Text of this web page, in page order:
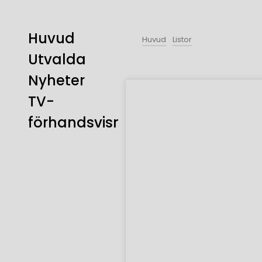
Huvud
Utvalda
Nyheter
TV-
förhandsvisning
Huvud Listor